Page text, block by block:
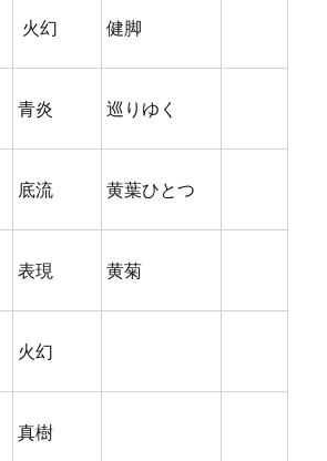
火幻 健脚
青炎 巡りゆく
底流 黄葉ひとつ
表現 黄菊
火幻
真樹